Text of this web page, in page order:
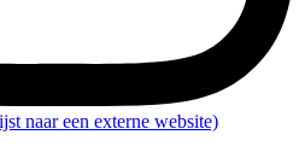
naar een externe website)